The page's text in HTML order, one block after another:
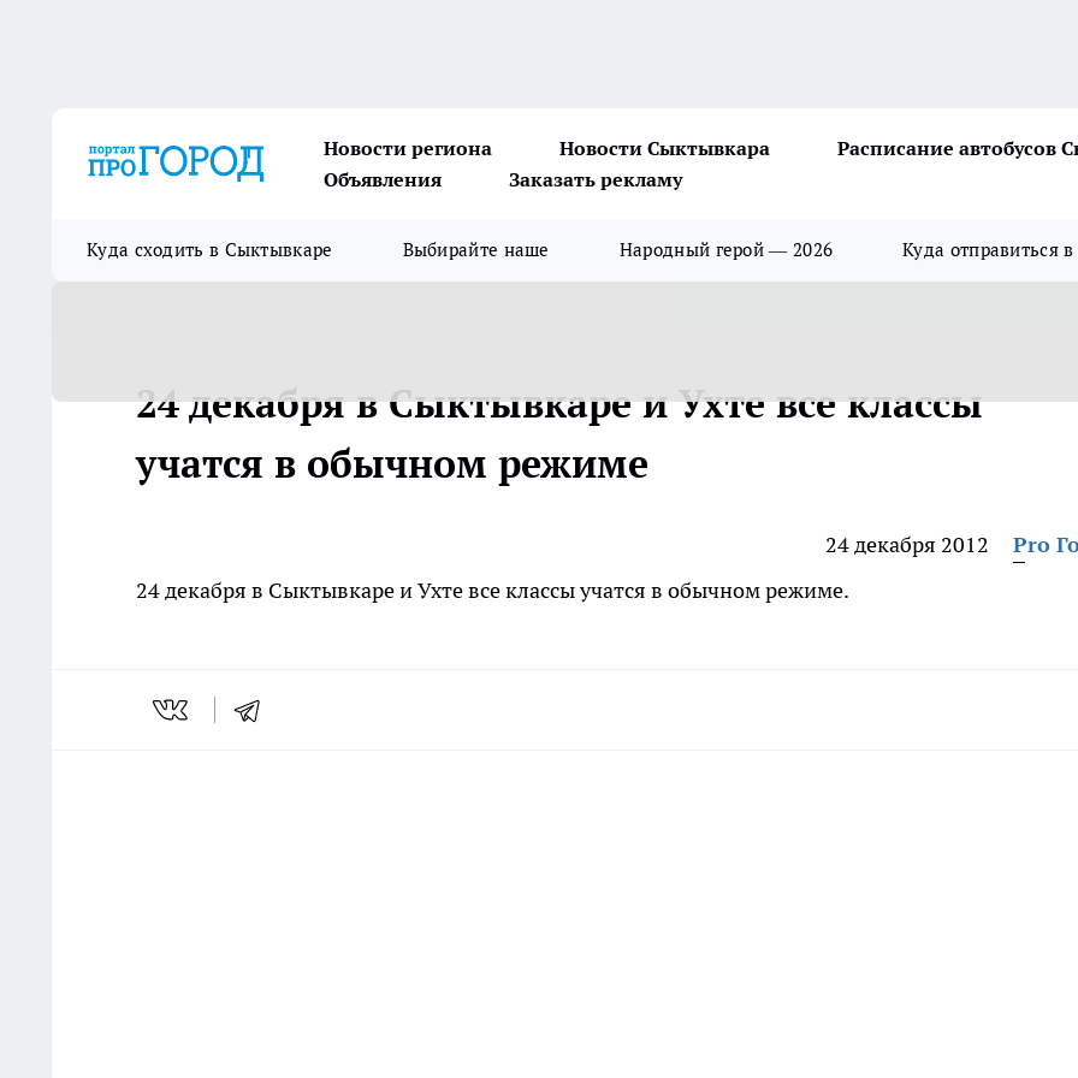
Новости региона Новости Сыктывкара
Расписание автобусов
Объявления
Заказать рекламу
Куда сходить в Сыктывкаре Выбирайте наше Народный герой — 2026 Куда отправиться в
24 декабря в Сыктывкаре и Ухте все классы
учатся в обычном режиме
24 декабря 2012
Pro
24 декабря в Сыктывкаре и Ухте все классы учатся в обычном режиме.